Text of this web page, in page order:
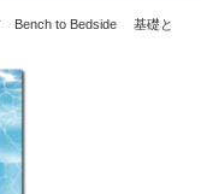
Bench to Bedside 基礎と